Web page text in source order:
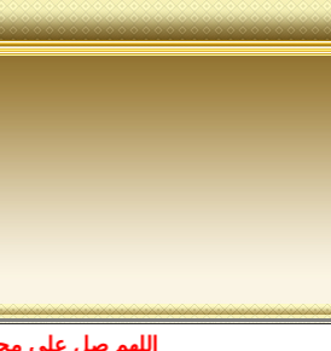
اللهم صل على محمد